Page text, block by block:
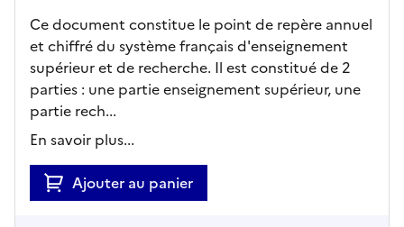
Ce document constitue le point de repère annuel
et chiffré du système français d'enseignement
supérieur et de recherche. Il est constitué de 2
parties : une partie enseignement supérieur, une
partie rech...
En savoir plus...
Ajouter au panier